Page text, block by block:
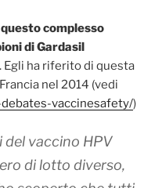
complesso
di Gardasil
. Egli ha riferito di questa
nel 2014 (vedi
vaccinesafety/)
del vaccino HPV
di lotto diverso,